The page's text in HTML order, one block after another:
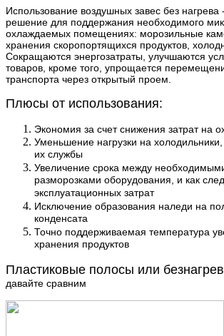
Использование воздушных завес без
решение для поддержания необходимого
охлаждаемых помещениях: морозильные
хранения скоропортящихся продуктов,
Сокращаются энергозатраты, улучшаются
товаров, кроме того, упрощается
транспорта через открытый проем.
Плюсы от использования:
Экономия за счет снижения затрат на
Уменьшение нагрузки на
их службы
Увеличение срока между
разморозками оборудования, и как
эксплуатационных затрат
Исключение образования наледи на
конденсата
Точно поддерживаемая температура
хранения продуктов
Пластиковые полосы или
давайте сравним